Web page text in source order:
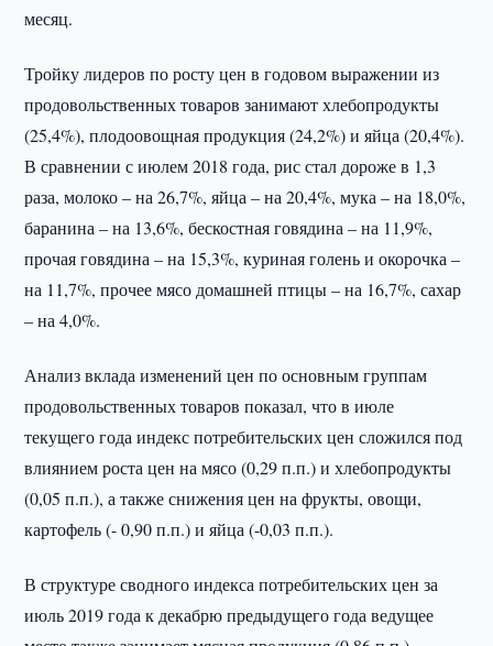
месяц.
Тройку лидеров по росту цен в годовом выражении из
продовольственных товаров занимают хлебопродукты
(25,4%), плодоовощная продукция (24,2%) и яйца (20,4%).
В сравнении с июлем 2018 года, рис стал дороже в 1,3
раза, молоко – на 26,7%, яйца – на 20,4%, мука – на 18,0%,
баранина – на 13,6%, бескостная говядина – на 11,9%,
прочая говядина – на 15,3%, куриная голень и окорочка –
на 11,7%, прочее мясо домашней птицы – на 16,7%, сахар
– на 4,0%.
Анализ вклада изменений цен по основным группам
продовольственных товаров показал, что в июле
текущего года индекс потребительских цен сложился под
влиянием роста цен на мясо (0,29 п.п.) и хлебопродукты
(0,05 п.п.), а также снижения цен на фрукты, овощи,
картофель (- 0,90 п.п.) и яйца (-0,03 п.п.).
В структуре сводного индекса потребительских цен за
июль 2019 года к декабрю предыдущего года ведущее